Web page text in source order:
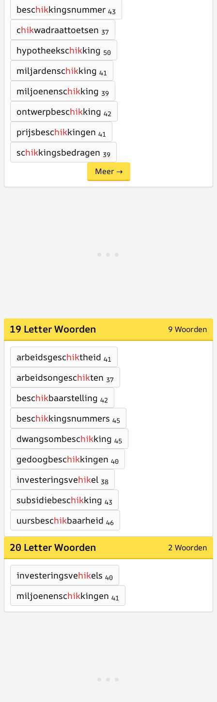
beschikkingsnummer 43
chikwadraattoetsen 37
hypotheekschikking 50
miljardenschikking 41
miljoenenschikking 39
ontwerpbeschikking 42
prijsbeschikkingen 41
schikkingsbedragen 39
Meer →
19 Letter Woorden 9 Woorden
arbeidsgeschiktheid 41
arbeidsongeschikten 37
beschikbaarstelling 42
beschikkingsnummers 45
dwangsombeschikking 45
gedoogbeschikkingen 40
investeringsvehikel 38
subsidiebeschikking 43
uursbeschikbaarheid 46
20 Letter Woorden 2 Woorden
investeringsvehikels 40
miljoenenschikkingen 41